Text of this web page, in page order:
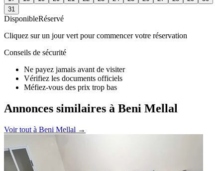
31
DisponibleRéservé
Cliquez sur un jour vert pour commencer votre réservation
Conseils de sécurité
Ne payez jamais avant de visiter
Vérifiez les documents officiels
Méfiez-vous des prix trop bas
Annonces similaires à Beni Mellal
Voir tout à Beni Mellal →